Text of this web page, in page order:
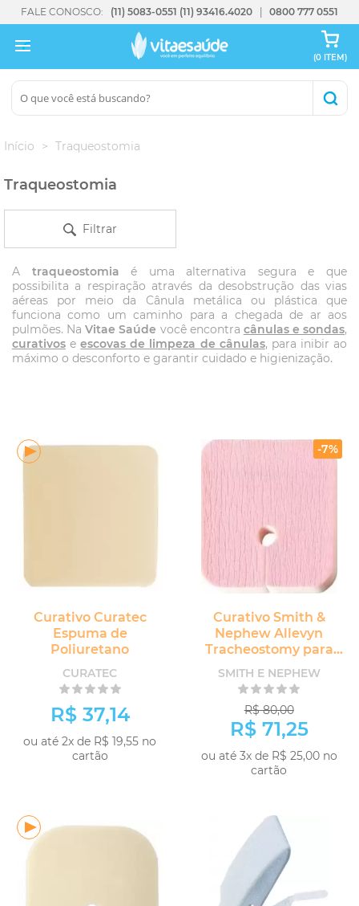
FALE CONOSCO: (11) 5083-0551 (11) 93416.4020 0800 777 0551
(0 ITEM)
Início Traqueostomia
Traqueostomia
Filtrar
A traqueostomia é uma alternativa segura e que
possibilita a respiração através da desobstrução das vias
aéreas por meio da Cânula metálica ou plástica que
funciona como um caminho para a chegada de ar aos
pulmões. NaVitae Saúde você encontra cânulas e sondas,
curativos eescovas de limpeza de cânulas, para inibir ao
máximo o desconforto e garantir cuidado e higienização.
Curativo Curatec
Espuma de
Poliuretano
CURATEC
R$ 37,14
ou até 2x de R$ 19,55 no
cartão
-7%
Curativo Smith &
Nephew Allevyn
Tracheostomy para
Traqueo e Drenos
SMITH E NEPHEW
R$ 80,00
R$ 71,25
ou até 3x de R$ 25,00 no
cartão